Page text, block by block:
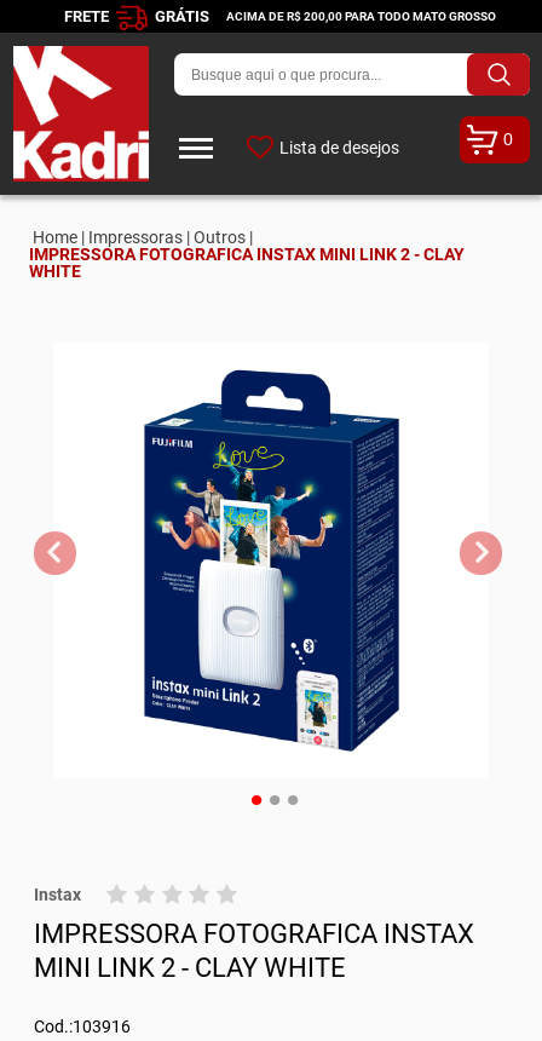
FRETE GRÁTIS ACIMA DE R$ 200,00 PARA TODO MATO GROSSO
Lista de desejos 0
Home | Impressoras |Outros |
IMPRESSORA FOTOGRAFICA INSTAX MINI LINK 2 - CLAY
WHITE
Instax
IMPRESSORA FOTOGRAFICA INSTAX
MINI LINK 2 - CLAY WHITE
Cod.:103916